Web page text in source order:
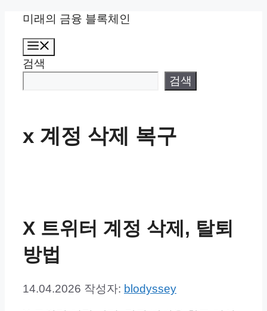
미래의 금융 블록체인
검색
검색
x 계정 삭제 복구
X 트위터 계정 삭제, 탈퇴
방법
14.04.2026 작성자: blodyssey